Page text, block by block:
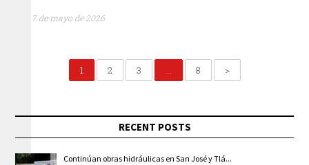
7 de mayo de 2026
1 2 3 … 8 >
RECENT POSTS
Continúan obras hidráulicas en San José y Tlá...